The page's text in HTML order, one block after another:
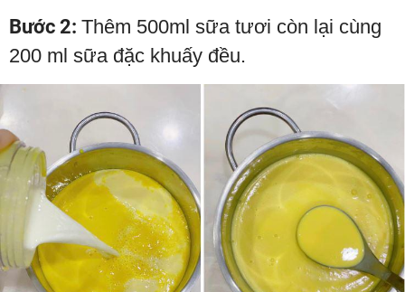
Bước 2: Thêm 500ml sữa tươi còn lại cùng
200 ml sữa đặc khuấy đều.